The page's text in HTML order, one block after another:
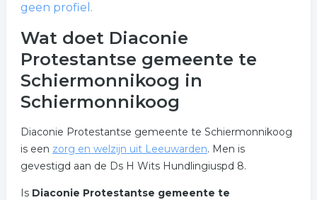
geen profiel.
Wat doet Diaconie
Protestantse gemeente te
Schiermonnikoog in
Schiermonnikoog
Diaconie Protestantse gemeente te Schiermonnikoog
is een zorg en welzijn uit Leeuwarden. Men is
gevestigd aan de Ds H Wits Hundlingiuspd 8.
Is Diaconie Protestantse gemeente te